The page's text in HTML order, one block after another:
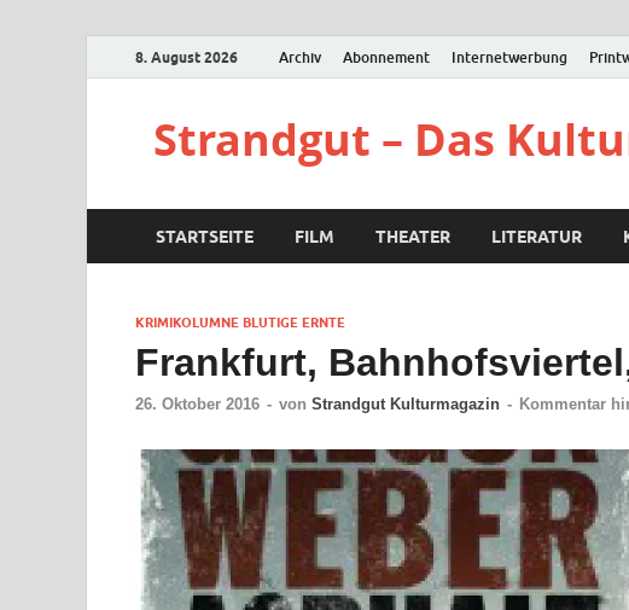
8. August 2026 Archiv Abonnement Internetwerbung
Strandgut – Das
STARTSEITE FILM THEATER LITERATUR
KRIMIKOLUMNE BLUTIGE ERNTE
Frankfurt,
26. Oktober 2016 - von Strandgut Kulturmagazin - Kommentar